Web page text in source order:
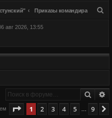
Приказы командира
авг 2026, 13:55
Поиск
Страница из
1 2 3 4 5 9